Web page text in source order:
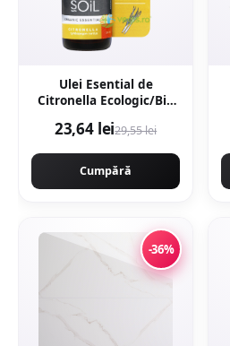
Ulei Esential de
Citronella Ecologic/Bio
23,64 lei29,55 lei
Cumpără
-36%